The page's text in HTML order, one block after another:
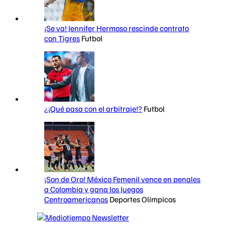
¡Se va! Jennifer Hermoso rescinde contrato
con Tigres Futbol
¿¡Qué pasa con el arbitraje!? Futbol
¡Son de Oro! México Femenil vence en penales
a Colombia y gana los Juegos
Centroamericanos Deportes Olímpicos